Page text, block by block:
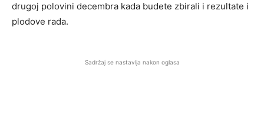
drugoj polovini decembra kada budete zbirali i rezultate i
plodove rada.
Sadržaj se nastavlja nakon oglasa